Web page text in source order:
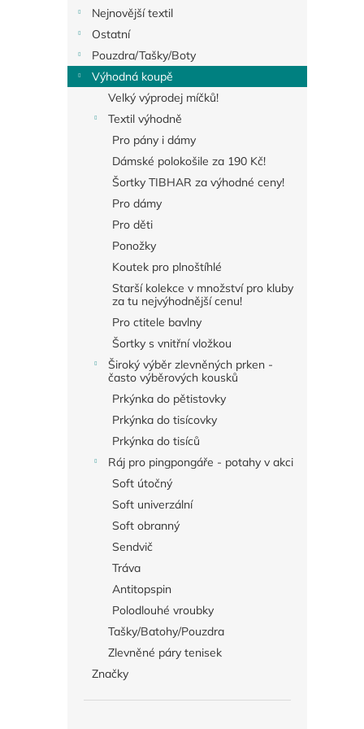
Nejnovější textil
Ostatní
Pouzdra/Tašky/Boty
Výhodná koupě
Velký výprodej míčků!
Textil výhodně
Pro pány i dámy
Dámské polokošile za 190 Kč!
Šortky TIBHAR za výhodné ceny!
Pro dámy
Pro děti
Ponožky
Koutek pro plnoštíhlé
Starší kolekce v množství pro kluby
za tu nejvýhodnější cenu!
Pro ctitele bavlny
Šortky s vnitřní vložkou
Široký výběr zlevněných prken -
často výběrových kousků
Prkýnka do pětistovky
Prkýnka do tisícovky
Prkýnka do tisíců
Ráj pro pingpongáře - potahy v akci
Soft útočný
Soft univerzální
Soft obranný
Sendvič
Tráva
Antitopspin
Polodlouhé vroubky
Tašky/Batohy/Pouzdra
Zlevněné páry tenisek
Značky